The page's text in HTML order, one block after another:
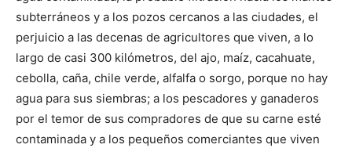
subterráneos y a los pozos cercanos a las ciudades, el
perjuicio a las decenas de agricultores que viven, a lo
largo de casi 300 kilómetros, del ajo, maíz, cacahuate,
cebolla, caña, chile verde, alfalfa o sorgo, porque no hay
agua para sus siembras; a los pescadores y ganaderos
por el temor de sus compradores de que su carne esté
contaminada y a los pequeños comerciantes que viven